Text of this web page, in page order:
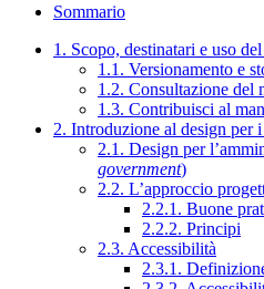
Sommario
1. Scopo, destinatari e uso
1.1. Versionamento e
1.2. Consultazione del
1.3. Contribuisci al
2. Introduzione al design per
2.1. Design per
government)
2.2. L’approccio
2.2.1. Buone
2.2.2. Principi
2.3. Accessibilità
2.3.1.